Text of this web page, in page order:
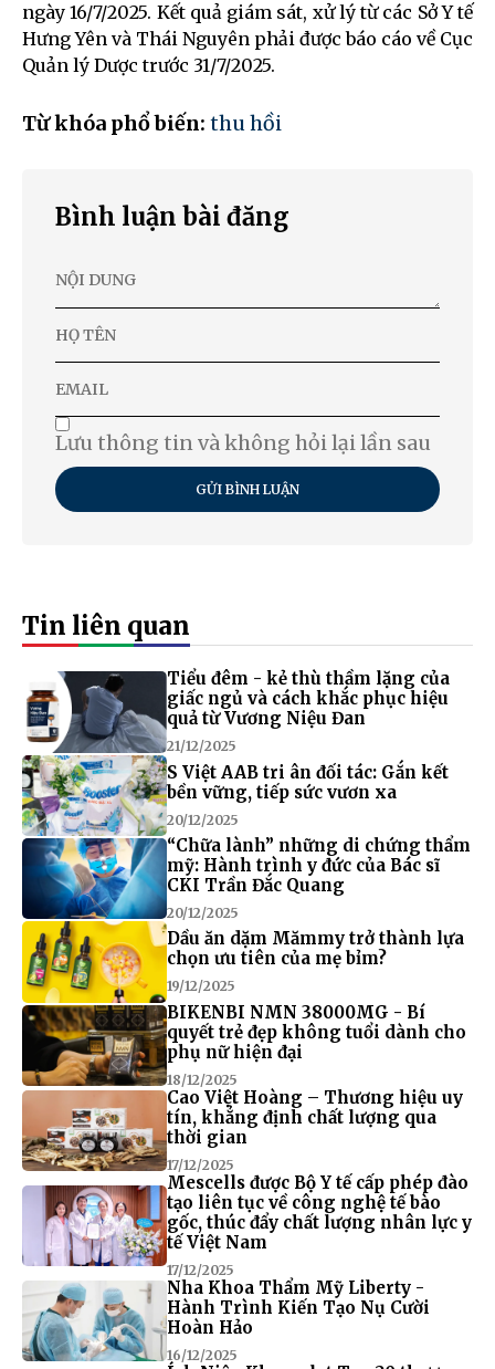
ngày 16/7/2025. Kết quả giám sát, xử lý từ các Sở Y tế
Hưng Yên và Thái Nguyên phải được báo cáo về Cục
Quản lý Dược trước 31/7/2025.
Từ khóa phổ biến: thu hồi
Bình luận bài đăng
Lưu thông tin và không hỏi lại lần sau
GỬI BÌNH LUẬN
Tin liên quan
Tiểu đêm - kẻ thù thầm lặng của
giấc ngủ và cách khắc phục hiệu
quả từ Vương Niệu Đan
21/12/2025
S Việt AAB tri ân đối tác: Gắn kết
bền vững, tiếp sức vươn xa
20/12/2025
“Chữa lành” những di chứng thẩm
mỹ: Hành trình y đức của Bác sĩ
CKI Trần Đắc Quang
20/12/2025
Dầu ăn dặm Mămmy trở thành lựa
chọn ưu tiên của mẹ bỉm?
19/12/2025
BIKENBI NMN 38000MG - Bí
quyết trẻ đẹp không tuổi dành cho
phụ nữ hiện đại
18/12/2025
Cao Việt Hoàng – Thương hiệu uy
tín, khẳng định chất lượng qua
thời gian
17/12/2025
Mescells được Bộ Y tế cấp phép đào
tạo liên tục về công nghệ tế bào
gốc, thúc đẩy chất lượng nhân lực y
tế Việt Nam
17/12/2025
Nha Khoa Thẩm Mỹ Liberty -
Hành Trình Kiến Tạo Nụ Cười
Hoàn Hảo
16/12/2025